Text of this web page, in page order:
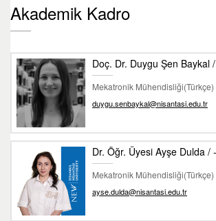
Akademik Kadro
Doç. Dr. Duygu Şen Baykal
Mekatronik Mühendisliği(Türkçe)
duygu.senbaykal@nisantasi.edu.tr
Dr. Öğr. Üyesi Ayşe Dulda / -
Mekatronik Mühendisliği(Türkçe)
ayse.dulda@nisantasi.edu.tr